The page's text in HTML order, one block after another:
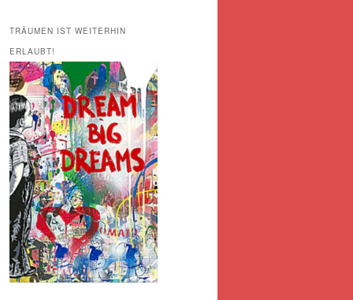
TRÄUMEN IST WEITERHIN
ERLAUBT!